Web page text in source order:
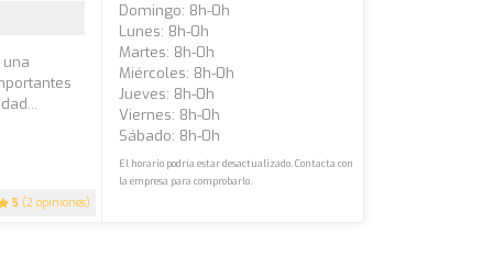
5 (2 opiniones)
Domingo: 8h-0h
Lunes: 8h-0h
Martes: 8h-0h
Miércoles: 8h-0h
Jueves: 8h-0h
Viernes: 8h-0h
Sábado: 8h-0h
El horario podría estar desactualizado. Contacta con
la empresa para comprobarlo.